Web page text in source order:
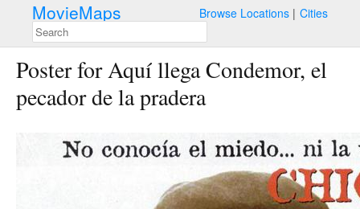
MovieMaps Browse Locations Cities
Poster for Aquí llega Condemor, el
pecador de la pradera